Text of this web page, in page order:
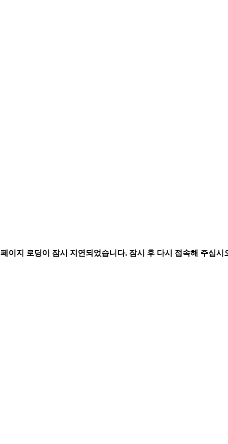
페이지 로딩이 잠시 지연되었습니다. 잠시 후 다시 접속해 주십시